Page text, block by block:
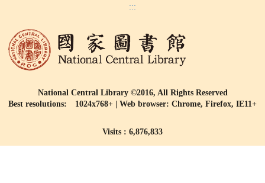
:::
National Central Library ©2016, All Rights Reserved
Best resolutions: 1024x768+ | Web browser: Chrome, Firefox, IE11+
Visits : 6,876,833